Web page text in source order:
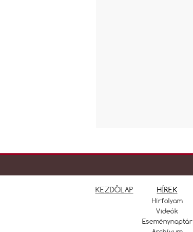
KEZDŐLAP HÍREK
Hírfolyam
Videók
Eseménynaptár